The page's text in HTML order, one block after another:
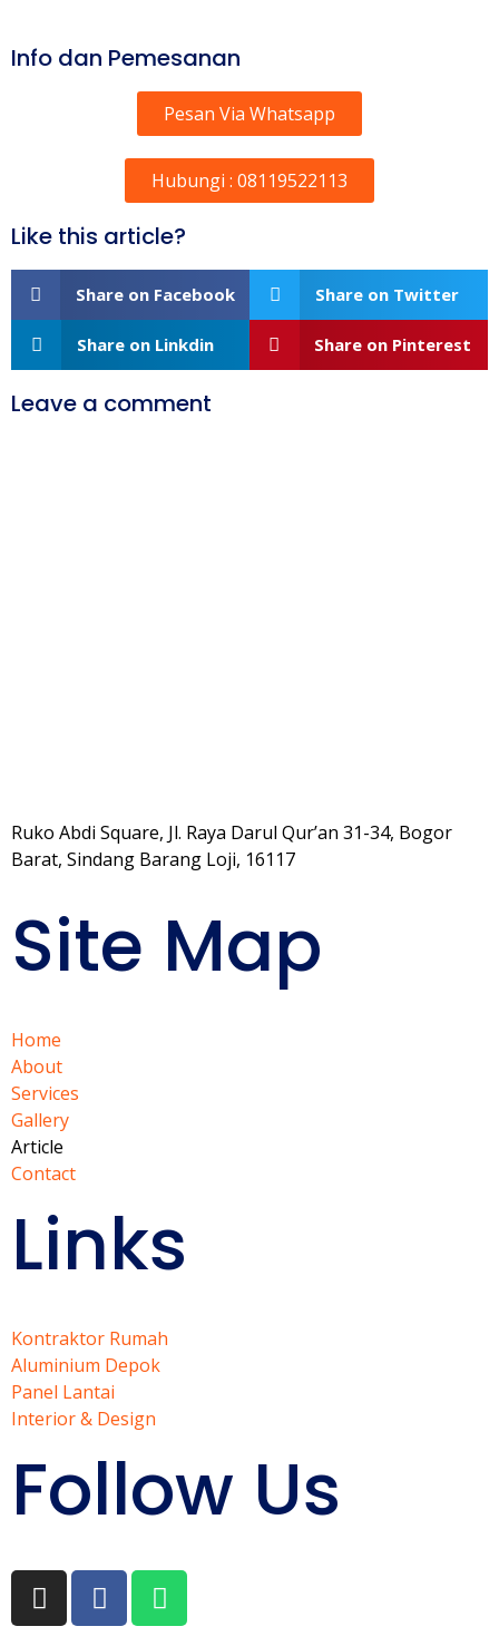
Info dan Pemesanan
Pesan Via Whatsapp
Hubungi : 08119522113
Like this article?
Share on Facebook Share on Twitter
Share on Linkdin Share on Pinterest
Leave a comment
Ruko Abdi Square, Jl. Raya Darul Qur’an 31-34, Bogor
Barat, Sindang Barang Loji, 16117
Site Map
Home
About
Services
Gallery
Article
Contact
Links
Kontraktor Rumah
Aluminium Depok
Panel Lantai
Interior & Design
Follow Us